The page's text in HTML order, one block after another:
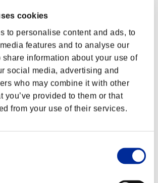
cookies
to personalise content and ads, to
features and to analyse our
share information about your use of
social media, advertising and
who may combine it with other
you’ve provided to them or that
from your use of their services.